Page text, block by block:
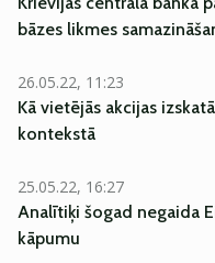
bāzes likmes
26.05.22, 11:23
Kā vietējās akcijas
kontekstā
25.05.22, 16:27
Analītiķi šogad negaida
kāpumu